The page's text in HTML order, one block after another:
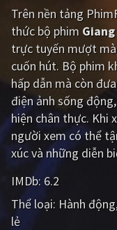
Âu - Mỹ
Hàn Quốc
Ấn Độ
Tổng hợp
CẬP NHẬT
PHIM MỚI
PHIM BỘ
PHIM LẺ
Trên nền tảng
thức bộ phim
trực tuyến mượt
cuốn hút. Bộ phim
hấp dẫn mà còn
điện ảnh sống
hiện chân thực. Khi
người xem có thể
xúc và những diễn
IMDb: 6.2
Thể loại: Hành động
lẻ